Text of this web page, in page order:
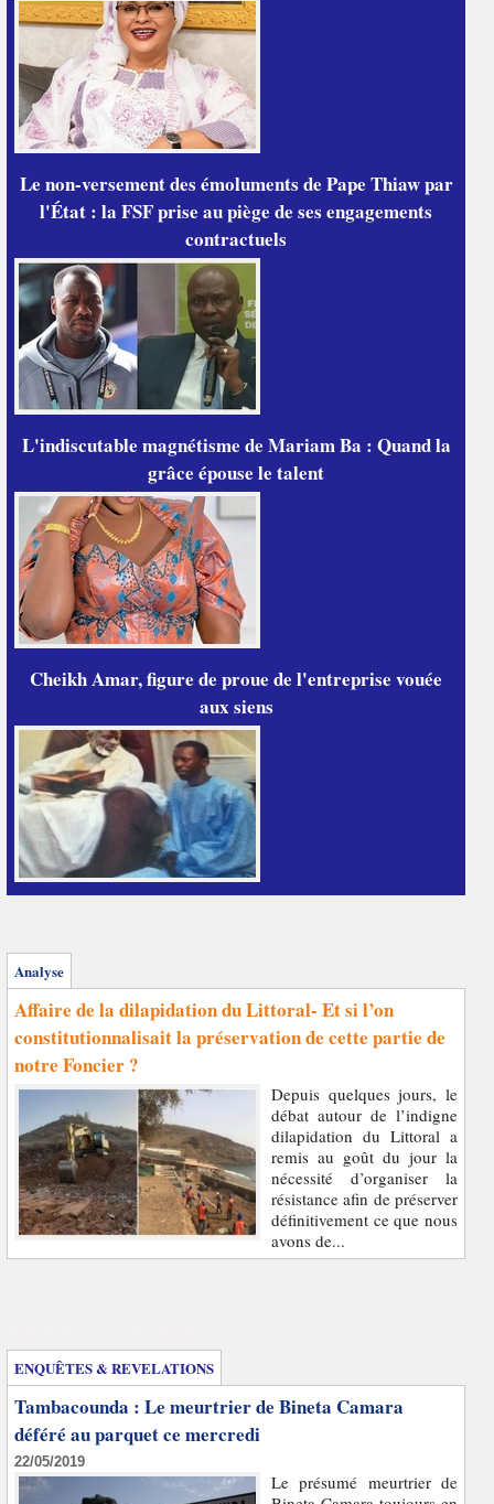
Le non-versement des émoluments de Pape Thiaw par
l'État : la FSF prise au piège de ses engagements
contractuels
L'indiscutable magnétisme de Mariam Ba : Quand la
grâce épouse le talent
Cheikh Amar, figure de proue de l'entreprise vouée
aux siens
Analyse
Affaire de la dilapidation du Littoral- Et si l’on
constitutionnalisait la préservation de cette partie de
notre Foncier ?
Depuis quelques jours, le
débat autour de l’indigne
dilapidation du Littoral a
remis au goût du jour la
nécessité d’organiser la
résistance afin de préserver
définitivement ce que nous
avons de...
ENQUÊTES & REVELATIONS
Tambacounda : Le meurtrier de Bineta Camara
déféré au parquet ce mercredi
22/05/2019
Le présumé meurtrier de